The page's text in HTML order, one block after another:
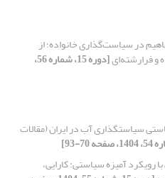
در سیاست‌گذاری خانواده؛ از
و فرارشته‌ای [دوره 15، شماره 56،
سیاستگذاری آب در ایران (مقالات
آمیزه سیاستی: کارایی،